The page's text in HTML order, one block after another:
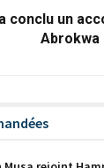
conclu un
Abrokwa